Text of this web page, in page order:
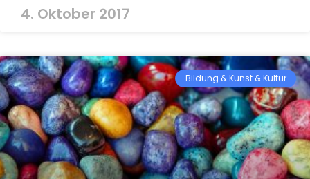
4. Oktober 2017
Bildung & Kunst & Kultur